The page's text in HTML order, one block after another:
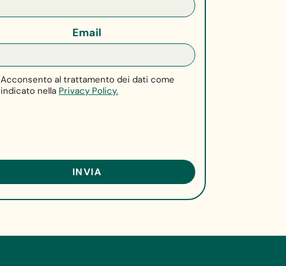
Email
Acconsento al trattamento dei dati come
indicato nella Privacy Policy.